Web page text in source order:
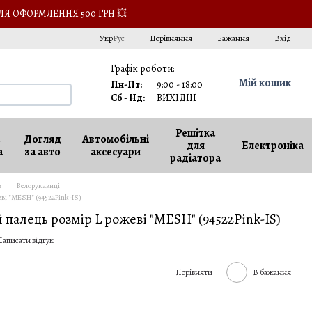
ОФОРМЛЕННЯ 500 ГРН 💥
УкрРус Порівняння Бажання Вхід
Графік роботи:
Пн-Пт:
9:00 - 18:00
Сб - Нд:
ВИХІДНІ
Мій кошик
Догляд
за авто
Автомобільні
аксесуари
Решітка
для
радіатора
Електроніка
Велорукавиці
"MESH" (94522Pink-IS)
розмір L рожеві "MESH" (94522Pink-IS)
відгук
Порівняти В бажання